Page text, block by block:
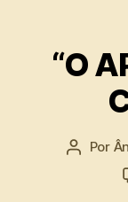
“O
Autor
Por